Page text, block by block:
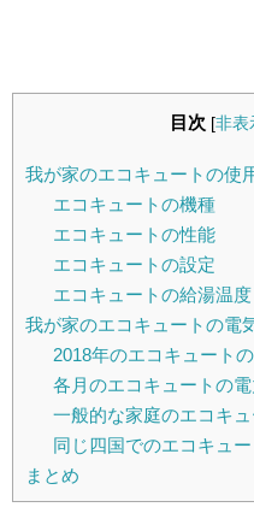
目次 [非表
我が家のエコキュートの使
エコキュートの機種
エコキュートの性能
エコキュートの設定
エコキュートの給湯温度
我が家のエコキュートの電
2018年のエコキュート
各月のエコキュートの
一般的な家庭のエコキ
同じ四国でのエコキュ
まとめ